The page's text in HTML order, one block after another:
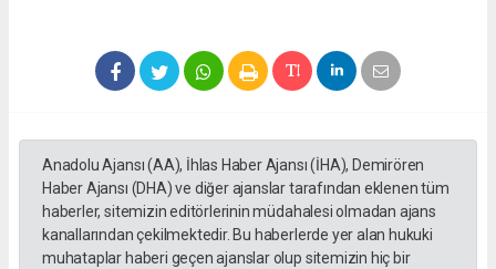
Anadolu Ajansı (AA), İhlas Haber Ajansı (İHA), Demirören
Haber Ajansı (DHA) ve diğer ajanslar tarafından eklenen tüm
haberler, sitemizin editörlerinin müdahalesi olmadan ajans
kanallarından çekilmektedir. Bu haberlerde yer alan hukuki
muhataplar haberi geçen ajanslar olup sitemizin hiç bir